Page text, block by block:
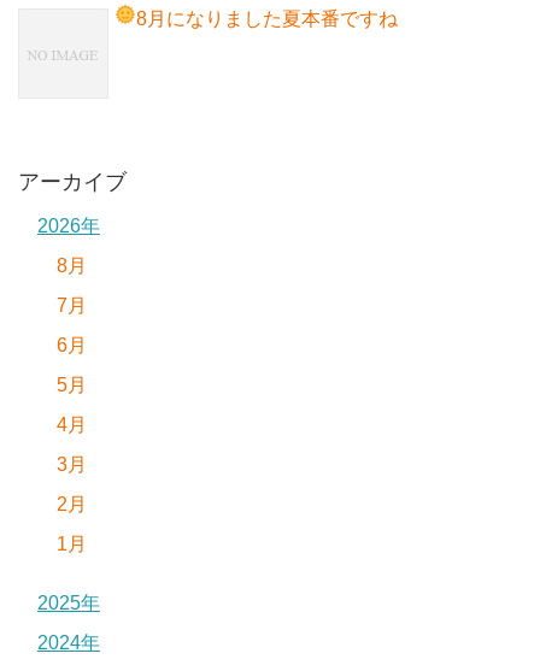
8月になりました夏本番ですね
アーカイブ
2026年
8月
7月
6月
5月
4月
3月
2月
1月
2025年
2024年